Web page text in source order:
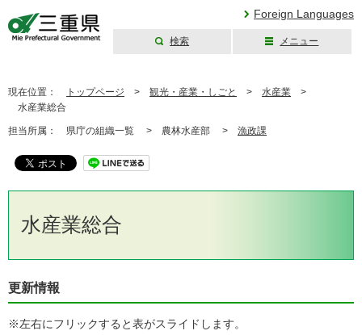
Foreign Languages
検索 メニュー
現在位置： トップページ > 観光・産業・しごと > 水産業 >
水産業総合
担当所属： 県庁の組織一覧 > 農林水産部 > 漁政課
水産業総合
更新情報
※左右にフリックすると表がスライドします。